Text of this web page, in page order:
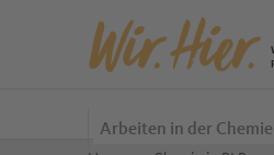
Zum Inhalt springen
Arbeiten in der Chemie